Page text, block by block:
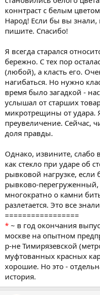
коннтраст с белым
Народ! Если бы вы знали,
пишите. Спасибо!
Я всегда старался
бережно. С тех пор
(любой), а класть его.
нагибаться. Но нужно
время было загадкой -
услышал от старших
микротрещины от удара.
преувеличение. Сейчас,
доля правды.
Однако, извините, слабо
как стекло при ударе об
рывковой нагрузке,
рывково-
многократно о камни
разлетается. Это все
=================
* ~ в год окончания
москве на опытном
р-не Тимирязевской
муфтованных красных
хорошие. Но это -
история.